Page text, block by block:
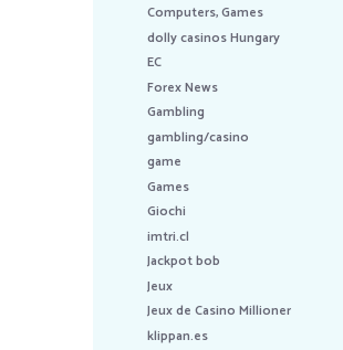
Computers, Games
dolly casinos Hungary
EC
Forex News
Gambling
gambling/casino
game
Games
Giochi
imtri.cl
Jackpot bob
Jeux
Jeux de Casino Millioner
klippan.es